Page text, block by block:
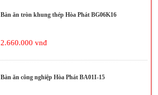
Bàn ăn tròn khung thép Hòa Phát BG06K16
2.660.000 vnđ
Bàn ăn công nghiệp Hòa Phát BA01I-15